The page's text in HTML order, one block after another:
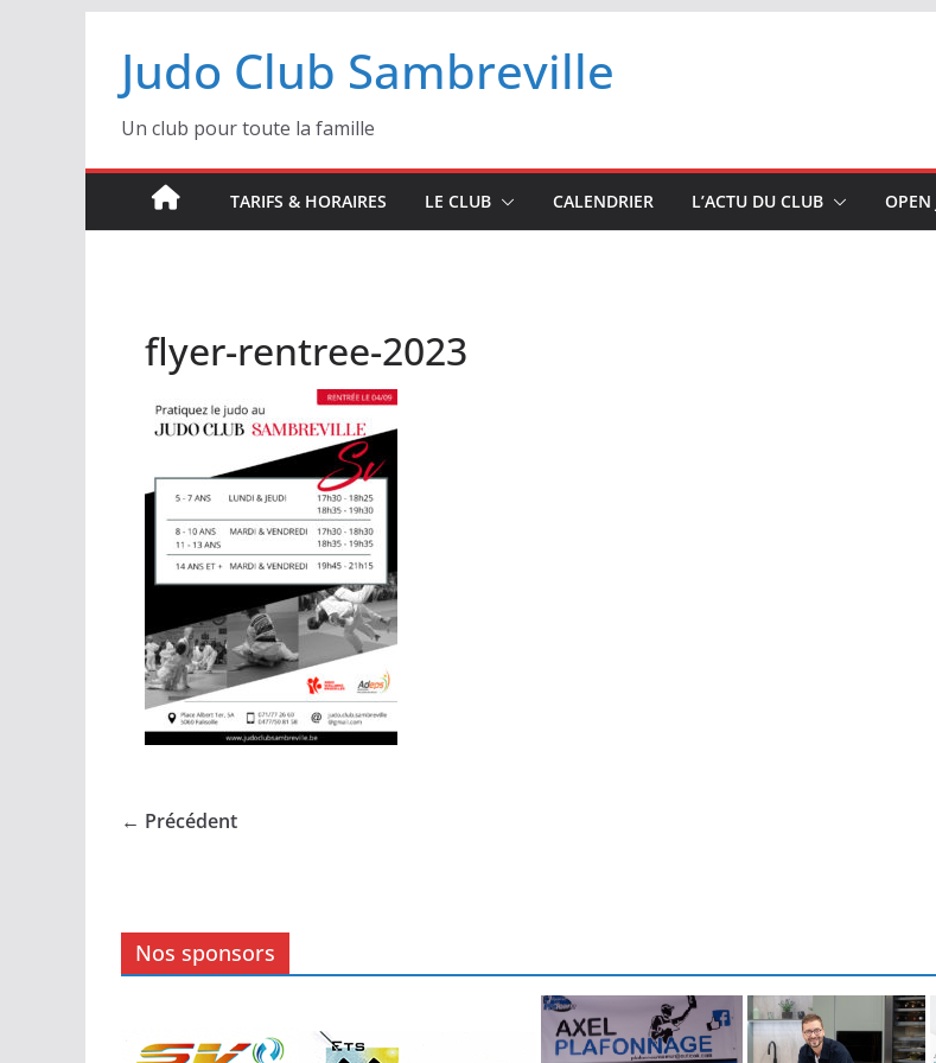
contenu
Judo Club Sambreville
Un club pour toute la famille
TARIFS & HORAIRES LE CLUB CALENDRIER L’ACTU DU CLUB OPEN
flyer-rentree-2023
← Précédent
Nos sponsors